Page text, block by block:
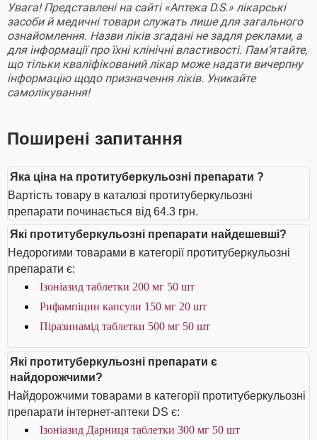
Увага! Представлені на сайті «Аптека D.S.» лікарські
засоби й медичні товари служать лише для загального
ознайомлення. Назви ліків згадані не задля реклами, а
для інформації про їхні клінічні властивості. Пам’ятайте,
що тільки кваліфікований лікар може надати вичерпну
інформацію щодо призначення ліків. Уникайте
самолікування!
Поширені запитання
Яка ціна на протитуберкульозні препарати ?
Вартість товару в каталозі протитуберкульозні
препарати починається від 64.3 грн.
Які протитуберкульозні препарати найдешевші?
Недорогими товарами в категорії протитуберкульозні
препарати є:
Ізоніазид таблетки 200 мг 50 шт
Рифампіцин капсули 150 мг 20 шт
Піразинамід таблетки 500 мг 50 шт
Які протитуберкульозні препарати є
найдорожчими?
Найдорожчими товарами в категорії протитуберкульозні
препарати інтернет-аптеки DS є:
Ізоніазид Дарниця таблетки 300 мг 50 шт